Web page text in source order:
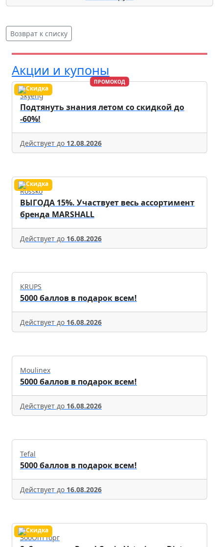
Возврат к списку
Акции и купоны
ПРОМОКОД
Skyeng
Подтянуть знания летом со скидкой до
-60%!
Действует до 12.08.2026
Rossko
ВЫГОДА 15%. Участвует весь ассортимент
бренда MARSHALL
Действует до 16.08.2026
KRUPS
5000 баллов в подарок всем!
Действует до 16.08.2026
Moulinex
5000 баллов в подарок всем!
Действует до 16.08.2026
Tefal
5000 баллов в подарок всем!
Действует до 16.08.2026
ЗооОптТорг